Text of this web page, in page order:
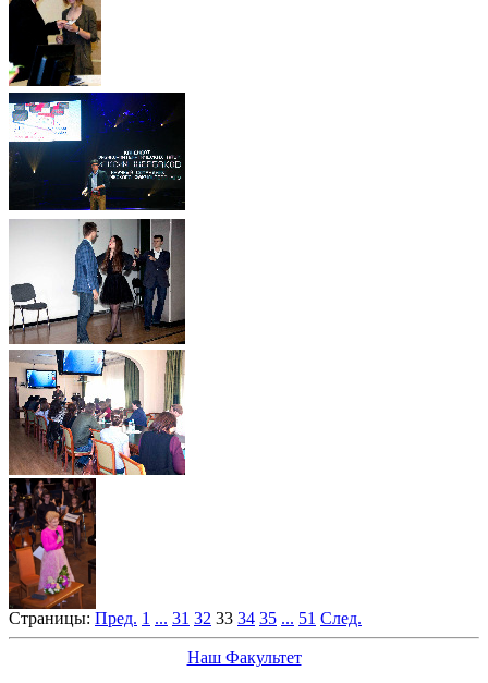
Страницы: Пред. 1 ... 31 32 33 34 35 ... 51 След.
Наш Факультет